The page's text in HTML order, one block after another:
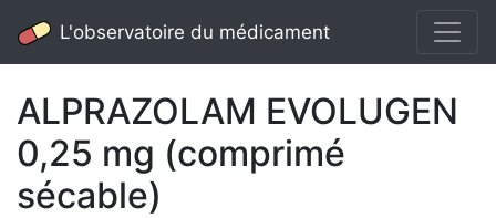
L'observatoire du médicament
ALPRAZOLAM EVOLUGEN
0,25 mg (comprimé
sécable)